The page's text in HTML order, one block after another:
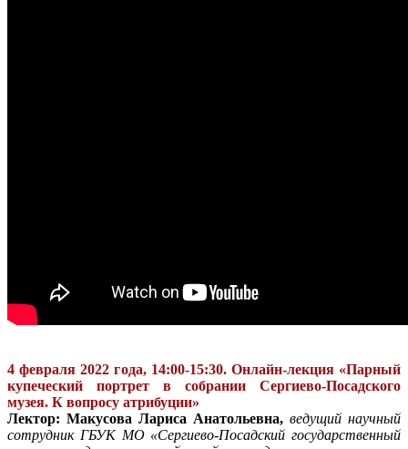
4 февраля 2022 года, 14:00-15:30. Онлайн-лекция «Парный
купеческий портрет в собрании Сергиево-Посадского
музея. К вопросу атрибуции»
Лектор: Макусова Лариса Анатольевна, ведущий научный
сотрудник ГБУК МО «Сергиево-Посадский государственный